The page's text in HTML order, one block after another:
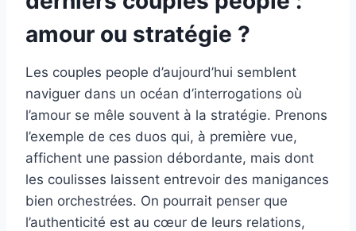
amour ou stratégie ?
Les couples people d’aujourd’hui semblent
naviguer dans un océan d’interrogations où
l’amour se mêle souvent à la stratégie. Prenons
l’exemple de ces duos qui, à première vue,
affichent une passion débordante, mais dont
les coulisses laissent entrevoir des manigances
bien orchestrées. On pourrait penser que
l’authenticité est au cœur de leurs relations,